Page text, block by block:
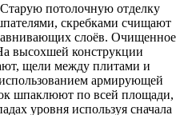
потолочную отделку
скребками счищают
слоёв. Очищенное
высохшей конструкции
щели между плитами и
армирующей
шпаклюют по всей площади,
уровня используя сначала